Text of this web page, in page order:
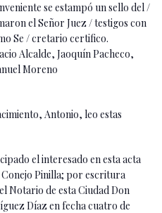
se estampó un sello del /
el Señor Juez / testigos con
Se / cretario certifico.
Alcalde, Jaoquín Pacheco,
Moreno
Antonio, leo estas
el interesado en esta acta
Pinilla; por escritura
Notario de esta Ciudad Don
Díaz en fecha cuatro de